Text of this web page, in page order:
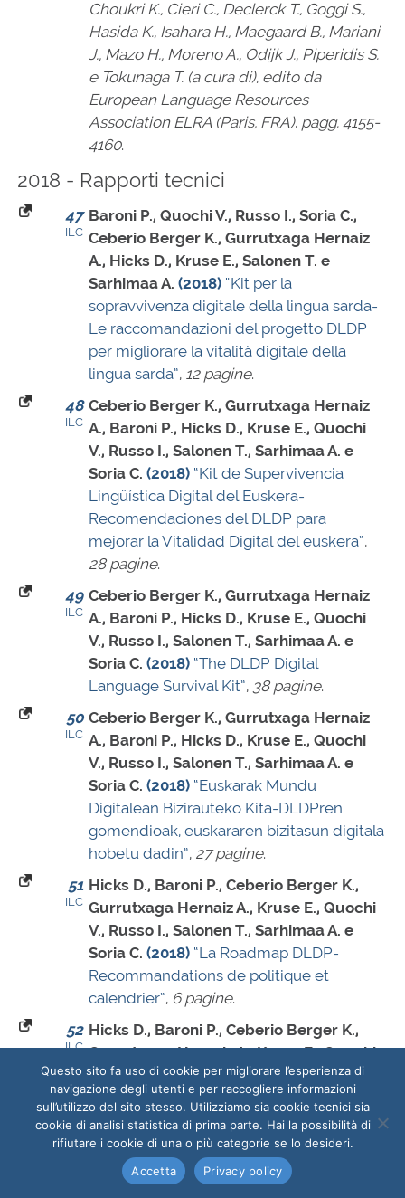
Choukri K., Cieri C., Declerck T., Goggi S.,
Hasida K., Isahara H., Maegaard B., Mariani
J., Mazo H., Moreno A., Odijk J., Piperidis S.
e Tokunaga T. (a cura di), edito da
European Language Resources
Association ELRA (Paris, FRA), pagg. 4155-
4160.
2018 - Rapporti tecnici
47
ILC
Baroni P., Quochi V., Russo I., Soria C.,
Ceberio Berger K., Gurrutxaga Hernaiz
A., Hicks D., Kruse E., Salonen T. e
Sarhimaa A. (2018) “Kit per la
sopravvivenza digitale della lingua sarda-
Le raccomandazioni del progetto DLDP
per migliorare la vitalità digitale della
lingua sarda”, 12 pagine.
48
ILC
Ceberio Berger K., Gurrutxaga Hernaiz
A., Baroni P., Hicks D., Kruse E., Quochi
V., Russo I., Salonen T., Sarhimaa A. e
Soria C. (2018) “Kit de Supervivencia
Lingüística Digital del Euskera-
Recomendaciones del DLDP para
mejorar la Vitalidad Digital del euskera”,
28 pagine.
49
ILC
Ceberio Berger K., Gurrutxaga Hernaiz
A., Baroni P., Hicks D., Kruse E., Quochi
V., Russo I., Salonen T., Sarhimaa A. e
Soria C. (2018) “The DLDP Digital
Language Survival Kit”, 38 pagine.
50
ILC
Ceberio Berger K., Gurrutxaga Hernaiz
A., Baroni P., Hicks D., Kruse E., Quochi
V., Russo I., Salonen T., Sarhimaa A. e
Soria C. (2018) “Euskarak Mundu
Digitalean Bizirauteko Kita-DLDPren
gomendioak, euskararen bizitasun digitala
hobetu dadin”, 27 pagine.
51
ILC
Hicks D., Baroni P., Ceberio Berger K.,
Gurrutxaga Hernaiz A., Kruse E., Quochi
V., Russo I., Salonen T., Sarhimaa A. e
Soria C. (2018) “La Roadmap DLDP-
Recommandations de politique et
calendrier”, 6 pagine.
52
ILC
Hicks D., Baroni P., Ceberio Berger K.,
Gurrutxaga Hernaiz A., Kruse E., Quochi
V., Russo I., Salonen T., Sarhimaa A. e
Soria C. (2018) “Diversità Linguistica
Digitale: la Roadmap-Raccomandazioni
strategiche & Sequenza”,6 pagine.
Hicks D., Baroni P., Ceberio Berger K.,
Questo sito fa uso di cookie per migliorare l’esperienza di
navigazione degli utenti e per raccogliere informazioni
sull’utilizzo del sito stesso. Utilizziamo sia cookie tecnici sia
cookie di analisi statistica di prima parte. Hai la possibilità di
rifiutare i cookie di una o più categorie se lo desideri.
Accetta
Privacy policy